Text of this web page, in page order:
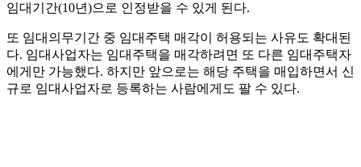
임대기간(10년)으로 인정받을 수 있게 된다.
또 임대의무기간 중 임대주택 매각이 허용되는 사유도 확대된
다. 임대사업자는 임대주택을 매각하려면 또 다른 임대주택자
에게만 가능했다. 하지만 앞으로는 해당 주택을 매입하면서 신
규로 임대사업자로 등록하는 사람에게도 팔 수 있다.